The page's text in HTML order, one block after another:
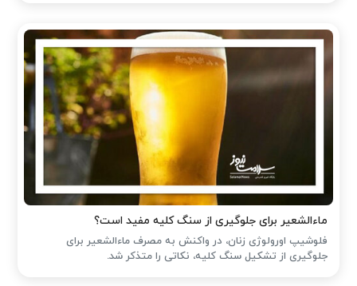
ماءالشعیر برای جلوگیری از سنگ کلیه مفید است؟
فلوشیپ اورولوژی زنان، در واکنش به مصرف ماءالشعیر برای
جلوگیری از تشکیل سنگ کلیه، نکاتی را متذکر شد.